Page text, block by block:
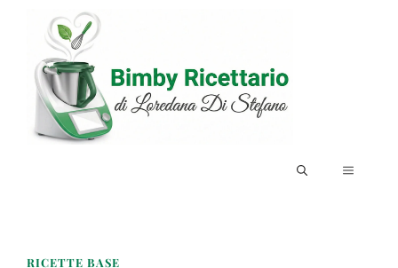
contenuto
MENU
RICETTE BASE